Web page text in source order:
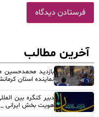
آخرین مطالب
بازدید محمدحسین
نماینده استان
دبیر کنگره بین
هویت بخش ایرانی